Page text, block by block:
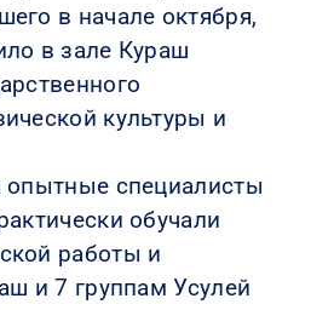
в начале октября,
в зале Кураш
культуры и
опытные специалисты
обучали
работы и
и 7 группам Усулей